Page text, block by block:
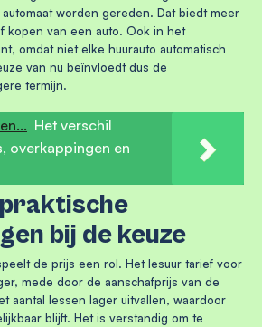
worden gereden. Dat biedt meer
kopen van een auto. Ook in het
omdat niet elke huurauto automatisch
van nu beïnvloedt dus de
termijn.
Het verschil
overkappingen en
bij de keuze
de prijs een rol. Het lesuur tarief voor
mede door de aanschafprijs van de
aantal lessen lager uitvallen, waardoor
blijft. Het is verstandig om te